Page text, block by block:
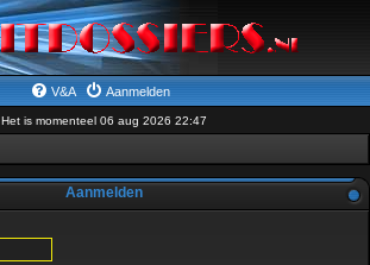
V&A Aanmelden
Het is momenteel 06 aug 2026 22:47
Aanmelden